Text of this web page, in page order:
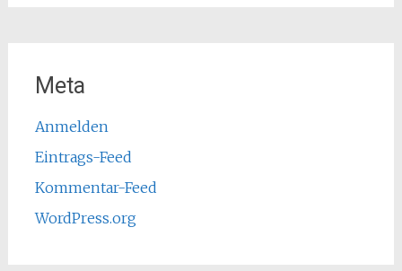
Meta
Anmelden
Eintrags-Feed
Kommentar-Feed
WordPress.org